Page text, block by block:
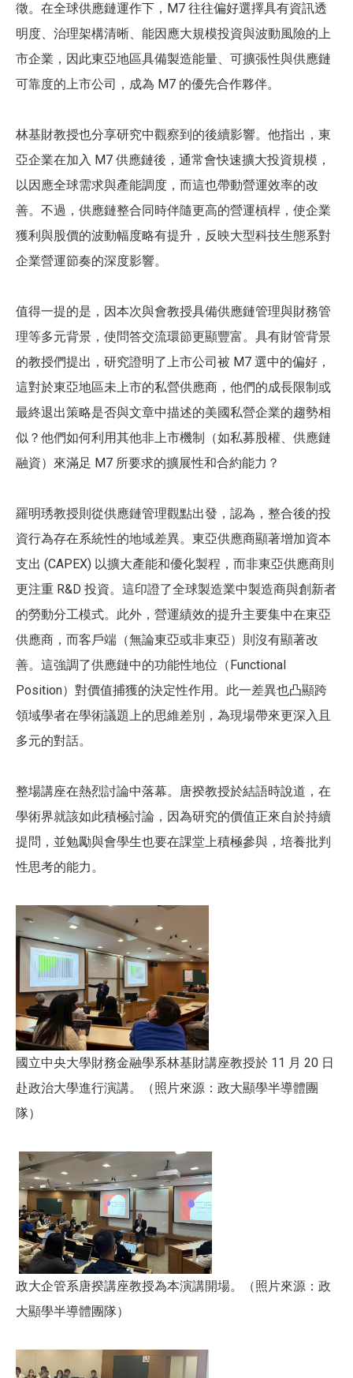
徵。在全球供應鏈運作下，M7 往往偏好選擇具有資訊透
明度、治理架構清晰、能因應大規模投資與波動風險的上
市企業，因此東亞地區具備製造能量、可擴張性與供應鏈
可靠度的上市公司，成為 M7 的優先合作夥伴。
林基財教授也分享研究中觀察到的後續影響。他指出，東
亞企業在加入 M7 供應鏈後，通常會快速擴大投資規模，
以因應全球需求與產能調度，而這也帶動營運效率的改
善。不過，供應鏈整合同時伴隨更高的營運槓桿，使企業
獲利與股價的波動幅度略有提升，反映大型科技生態系對
企業營運節奏的深度影響。
值得一提的是，因本次與會教授具備供應鏈管理與財務管
理等多元背景，使問答交流環節更顯豐富。具有財管背景
的教授們提出，研究證明了上市公司被 M7 選中的偏好，
這對於東亞地區未上市的私營供應商，他們的成長限制或
最終退出策略是否與文章中描述的美國私營企業的趨勢相
似？他們如何利用其他非上市機制（如私募股權、供應鏈
融資）來滿足 M7 所要求的擴展性和合約能力？
羅明琇教授則從供應鏈管理觀點出發，認為，整合後的投
資行為存在系統性的地域差異。東亞供應商顯著增加資本
支出 (CAPEX) 以擴大產能和優化製程，而非東亞供應商則
更注重 R&D 投資。這印證了全球製造業中製造商與創新者
的勞動分工模式。此外，營運績效的提升主要集中在東亞
供應商，而客戶端（無論東亞或非東亞）則沒有顯著改
善。這強調了供應鏈中的功能性地位（Functional
Position）對價值捕獲的決定性作用。此一差異也凸顯跨
領域學者在學術議題上的思維差別，為現場帶來更深入且
多元的對話。
整場講座在熱烈討論中落幕。唐揆教授於結語時說道，在
學術界就該如此積極討論，因為研究的價值正來自於持續
提問，並勉勵與會學生也要在課堂上積極參與，培養批判
性思考的能力。
國立中央大學財務金融學系林基財講座教授於 11 月 20 日
赴政治大學進行演講。（照片來源：政大顯學半導體團
隊）
政大企管系唐揆講座教授為本演講開場。（照片來源：政
大顯學半導體團隊）